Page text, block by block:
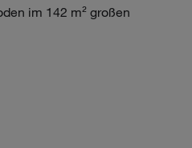
im 142 m² großen